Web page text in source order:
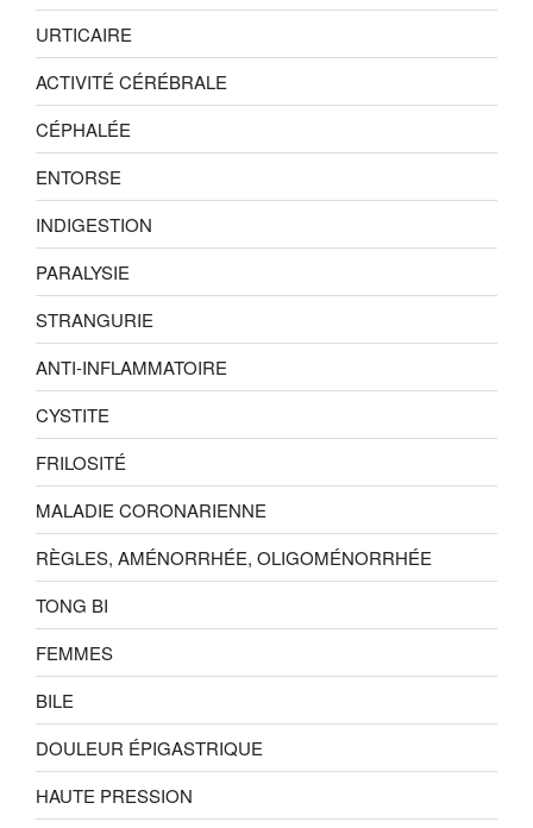
URTICAIRE
ACTIVITÉ CÉRÉBRALE
CÉPHALÉE
ENTORSE
INDIGESTION
PARALYSIE
STRANGURIE
ANTI-INFLAMMATOIRE
CYSTITE
FRILOSITÉ
MALADIE CORONARIENNE
RÈGLES, AMÉNORRHÉE, OLIGOMÉNORRHÉE
TONG BI
FEMMES
BILE
DOULEUR ÉPIGASTRIQUE
HAUTE PRESSION